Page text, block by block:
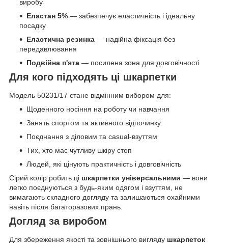
виробу
Еластан 5% — забезпечує еластичність і ідеальну
посадку
Еластична резинка — надійна фіксація без
передавлювання
Подвійна п'ята — посилена зона для довговічності
Для кого підходять ці шкарпетки
Модель 50231/17 стане відмінним вибором для:
Щоденного носіння на роботу чи навчання
Занять спортом та активного відпочинку
Поєднання з діловим та casual-взуттям
Тих, хто має чутливу шкіру стоп
Людей, які цінують практичність і довговічність
Сірий колір робить ці шкарпетки універсальними — вони
легко поєднуються з будь-яким одягом і взуттям, не
вимагають складного догляду та залишаються охайними
навіть після багаторазових прань.
Догляд за виробом
Для збереження якості та зовнішнього вигляду шкарпеток